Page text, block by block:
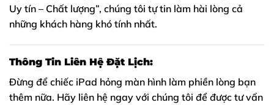
Uy tín – Chất lượng”, chúng tôi tự tin làm hài lòng cả
những khách hàng khó tính nhất.
Thông Tin Liên Hệ Đặt Lịch:
Đừng để chiếc iPad hỏng màn hình làm phiền lòng bạn
thêm nữa. Hãy liên hệ ngay với chúng tôi để được tư vấn